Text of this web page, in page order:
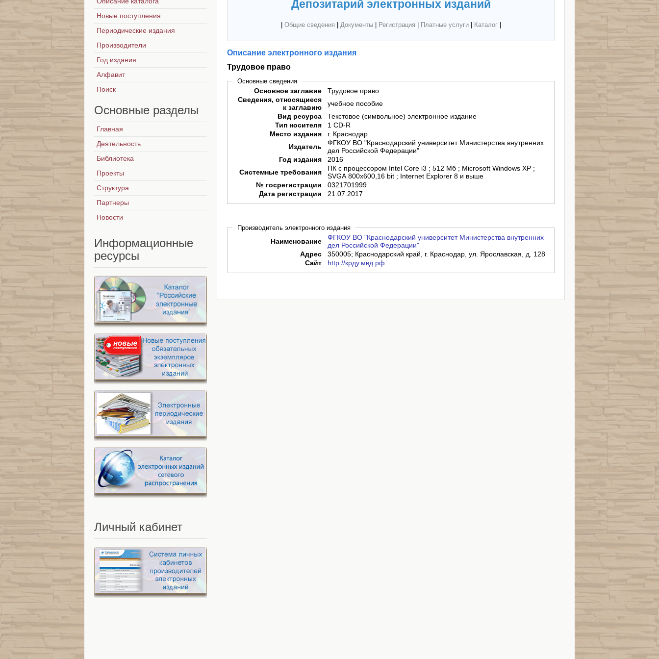
Депозитарий электронных изданий
Общие сведения Документы| Регистрация Платные услуги| Каталог|
Описание электронного издания
Трудовое право
Основные сведения
Основное заглавие
Трудовое право
Сведения, относящиеся
к заглавию
учебное пособие
Вид ресурса
Текстовое (символьное) электронное издание
Тип носителя
1 CD-R
Место издания
г. Краснодар
Издатель
ФГКОУ ВО "Краснодарский университет Министерства внутренних
дел Российской Федерации"
Год издания
2016
Системные требования
ПК с процессором Intel Core i3 ; 512 Mб ; Microsoft Windows XP ;
SVGA 800x600,16 bit ; Internet Explorer 8 и выше
№ госрегистрации
0321701999
Дата регистрации
21.07.2017
Производитель электронного издания
Наименование
ФГКОУ ВО "Краснодарский университет Министерства внутренних
дел Российской Федерации"
Адрес
350005; Краснодарский край, г. Краснодар, ул. Ярославская, д. 128
Сайт
http://крду.мвд.рф
Новые поступления
Периодические издания
Производители
Год издания
Алфавит
Поиск
Основные разделы
Главная
Деятельность
Библиотека
Проекты
Структура
Партнеры
Новости
Информационные
ресурсы
Личный кабинет